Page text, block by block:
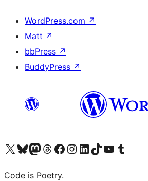
WordPress.com ↗
Matt ↗
bbPress ↗
BuddyPress ↗
Visita il nostro account X (ex Twitter)
Visita il nostro account Bluesky
Visita il nostro account Mastodon
Visita il nostro account Threads
Visita la nostra pagina Facebook
Visita il nostro account Instagram
Visita il nostro account LinkedIn
Visita il nostro account TikTok
Visita il nostro canale YouTube
Visita il nostro account Tumblr
Code is Poetry.